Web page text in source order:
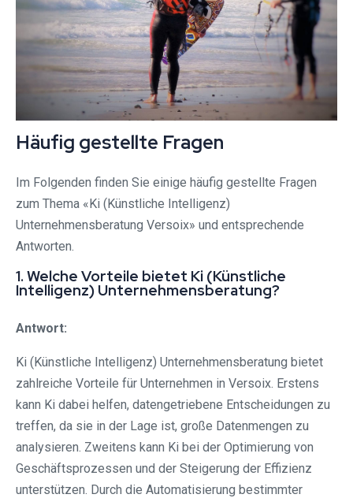
Häufig gestellte Fragen
Im Folgenden finden Sie einige häufig gestellte Fragen
zum Thema «Ki (Künstliche Intelligenz)
Unternehmensberatung Versoix» und entsprechende
Antworten.
1. Welche Vorteile bietet Ki (Künstliche
Intelligenz) Unternehmensberatung?
Antwort:
Ki (Künstliche Intelligenz) Unternehmensberatung bietet
zahlreiche Vorteile für Unternehmen in Versoix. Erstens
kann Ki dabei helfen, datengetriebene Entscheidungen zu
treffen, da sie in der Lage ist, große Datenmengen zu
analysieren. Zweitens kann Ki bei der Optimierung von
Geschäftsprozessen und der Steigerung der Effizienz
unterstützen. Durch die Automatisierung bestimmter